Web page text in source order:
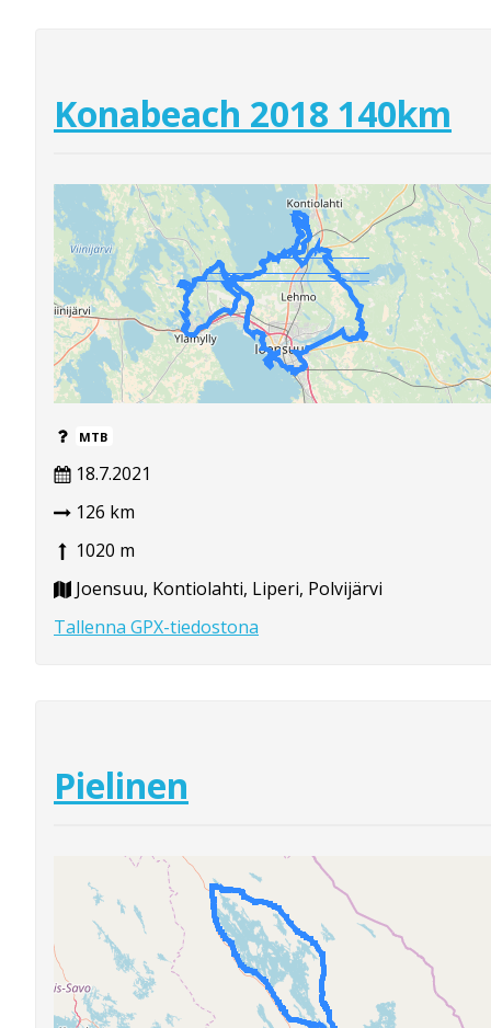
Konabeach 2018 140km
MTB
18.7.2021
126 km
1020 m
Joensuu, Kontiolahti, Liperi, Polvijärvi
Tallenna GPX-tiedostona
Pielinen